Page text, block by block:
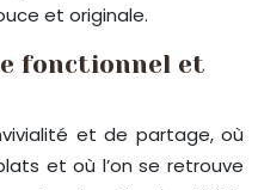
et originale.
fonctionnel et
et de partage, où
et où l’on se retrouve